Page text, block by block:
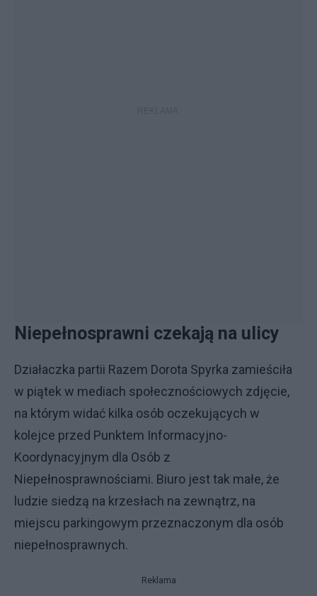
Niepełnosprawni czekają na ulicy
Działaczka partii Razem Dorota Spyrka zamieściła
w piątek w mediach społecznościowych zdjęcie,
na którym widać kilka osób oczekujących w
kolejce przed Punktem Informacyjno-
Koordynacyjnym dla Osób z
Niepełnosprawnościami. Biuro jest tak małe, że
ludzie siedzą na krzesłach na zewnątrz, na
miejscu parkingowym przeznaczonym dla osób
niepełnosprawnych.
Reklama